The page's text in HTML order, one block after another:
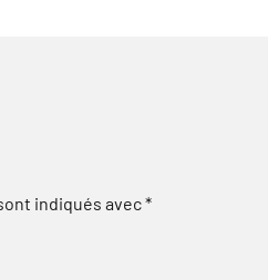
indiqués avec*